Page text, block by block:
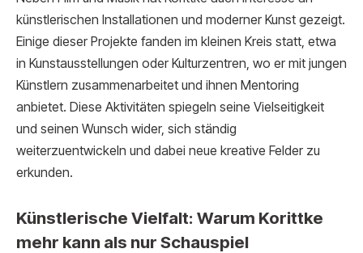
künstlerischen Installationen und moderner Kunst gezeigt.
Einige dieser Projekte fanden im kleinen Kreis statt, etwa
in Kunstausstellungen oder Kulturzentren, wo er mit jungen
Künstlern zusammenarbeitet und ihnen Mentoring
anbietet. Diese Aktivitäten spiegeln seine Vielseitigkeit
und seinen Wunsch wider, sich ständig
weiterzuentwickeln und dabei neue kreative Felder zu
erkunden.
Künstlerische Vielfalt: Warum Korittke
mehr kann als nur Schauspiel